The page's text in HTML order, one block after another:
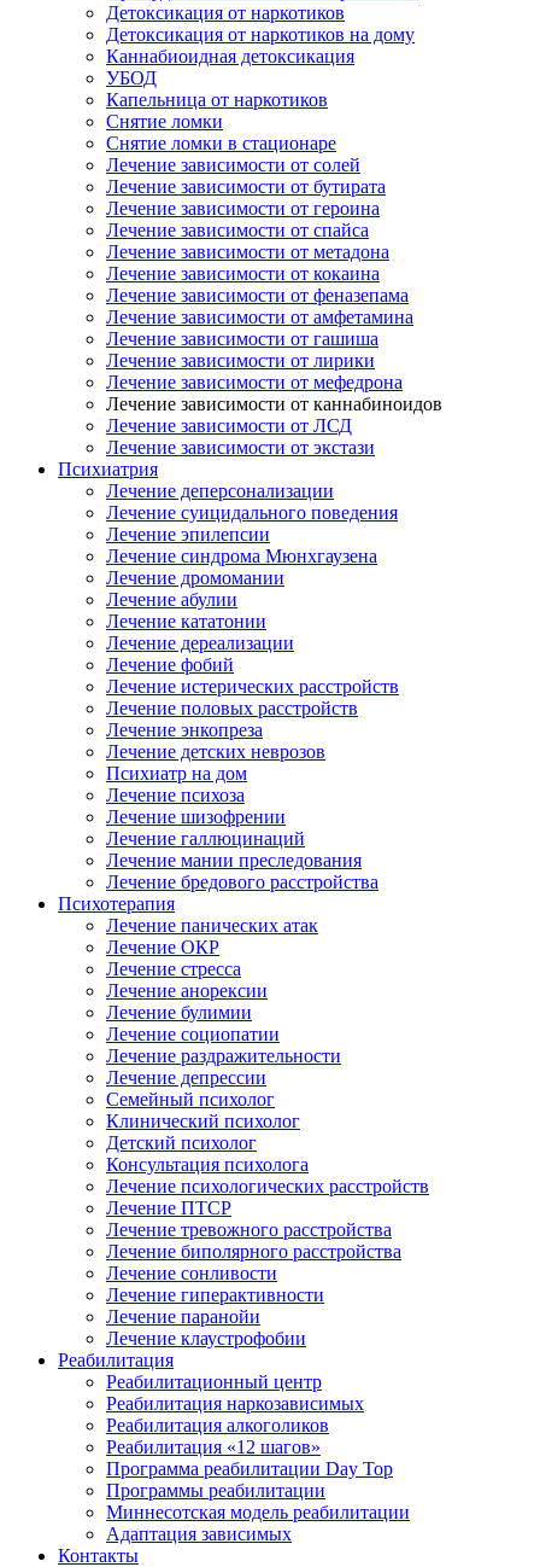
Детоксикация от наркотиков
Детоксикация от наркотиков на дому
Каннабиоидная детоксикация
УБОД
Капельница от наркотиков
Снятие ломки
Снятие ломки в стационаре
Лечение зависимости от солей
Лечение зависимости от бутирата
Лечение зависимости от героина
Лечение зависимости от спайса
Лечение зависимости от метадона
Лечение зависимости от кокаина
Лечение зависимости от феназепама
Лечение зависимости от амфетамина
Лечение зависимости от гашиша
Лечение зависимости от лирики
Лечение зависимости от мефедрона
Лечение зависимости от каннабиноидов
Лечение зависимости от ЛСД
Лечение зависимости от экстази
Психиатрия
Лечение деперсонализации
Лечение суицидального поведения
Лечение эпилепсии
Лечение синдрома Мюнхгаузена
Лечение дромомании
Лечение абулии
Лечение кататонии
Лечение дереализации
Лечение фобий
Лечение истерических расстройств
Лечение половых расстройств
Лечение энкопреза
Лечение детских неврозов
Психиатр на дом
Лечение психоза
Лечение шизофрении
Лечение галлюцинаций
Лечение мании преследования
Лечение бредового расстройства
Психотерапия
Лечение панических атак
Лечение ОКР
Лечение стресса
Лечение анорексии
Лечение булимии
Лечение социопатии
Лечение раздражительности
Лечение депрессии
Семейный психолог
Клинический психолог
Детский психолог
Консультация психолога
Лечение психологических расстройств
Лечение ПТСР
Лечение тревожного расстройства
Лечение биполярного расстройства
Лечение сонливости
Лечение гиперактивности
Лечение паранойи
Лечение клаустрофобии
Реабилитация
Реабилитационный центр
Реабилитация наркозависимых
Реабилитация алкоголиков
Реабилитация «12 шагов»
Программа реабилитации Day Top
Программы реабилитации
Миннесотская модель реабилитации
Адаптация зависимых
Контакты